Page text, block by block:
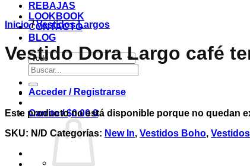
REBAJAS
LOOKBOOK
CONTACTO
BLOG
Buscar
por:
Acceder / Registrarse
Carrito /$0.00 0
Inicio / Vestidos Largos
Vestido Dora Largo café
Este producto no está disponible porque no quedan
SKU: N/D Categorías: New In, Vestidos Boho,